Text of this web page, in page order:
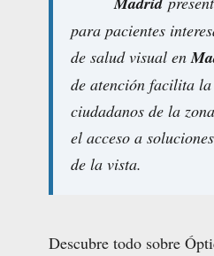
para pacientes
de salud visual en
de atención facilita
ciudadanos de la
el acceso a
de la vista.
Descubre todo sobre